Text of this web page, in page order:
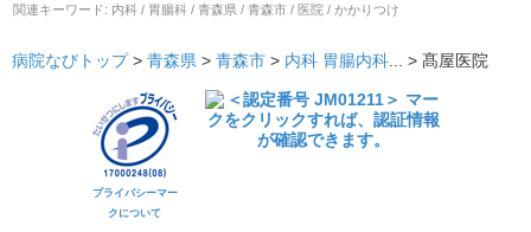
関連キーワード: 内科 / 胃腸科 / 青森県 / 青森市 / 医院 / かかりつけ
病院なびトップ > 青森県 > 青森市 > 内科 胃腸内科 ... > 髙屋医院
プライバシーマー
クについて